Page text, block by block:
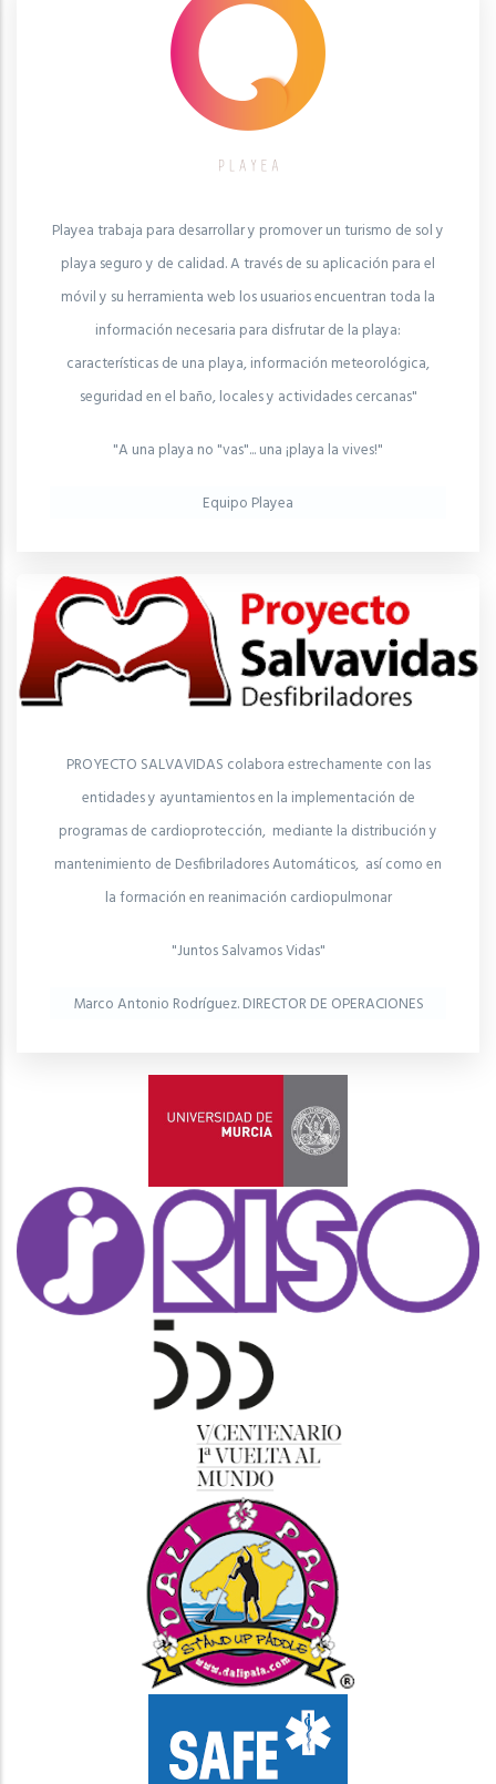
Playea trabaja para desarrollar y promover un turismo de sol y
playa seguro y de calidad. A través de su aplicación para el
móvil y su herramienta web los usuarios encuentran toda la
información necesaria para disfrutar de la playa:
características de una playa, información meteorológica,
seguridad en el baño, locales y actividades cercanas"
"A una playa no "vas"... una ¡playa la vives!"
Equipo Playea
PROYECTO SALVAVIDAS colabora estrechamente con las
entidades y ayuntamientos en la implementación de
programas de cardioprotección, mediante la distribución y
mantenimiento de Desfibriladores Automáticos, así como en
la formación en reanimación cardiopulmonar
"Juntos Salvamos Vidas"
Marco Antonio Rodríguez. DIRECTOR DE OPERACIONES